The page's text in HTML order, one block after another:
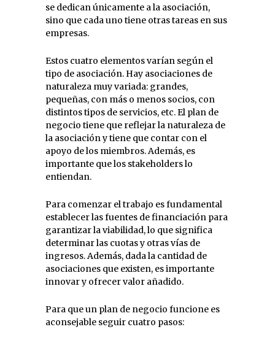
se dedican únicamente a la asociación,
sino que cada uno tiene otras tareas en sus
empresas.
Estos cuatro elementos varían según el
tipo de asociación. Hay asociaciones de
naturaleza muy variada: grandes,
pequeñas, con más o menos socios, con
distintos tipos de servicios, etc. El plan de
negocio tiene que reflejar la naturaleza de
la asociación y tiene que contar con el
apoyo de los miembros. Además, es
importante que los stakeholders lo
entiendan.
Para comenzar el trabajo es fundamental
establecer las fuentes de financiación para
garantizar la viabilidad, lo que significa
determinar las cuotas y otras vías de
ingresos. Además, dada la cantidad de
asociaciones que existen, es importante
innovar y ofrecer valor añadido.
Para que un plan de negocio funcione es
aconsejable seguir cuatro pasos: